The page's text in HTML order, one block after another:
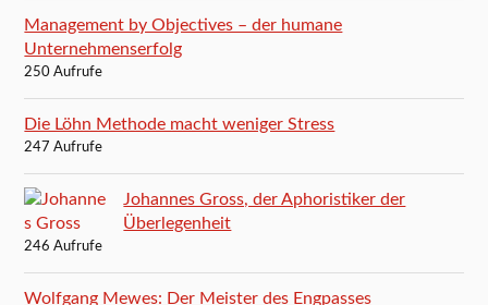
Management by Objectives – der humane
Unternehmenserfolg
250 Aufrufe
Die Löhn Methode macht weniger Stress
247 Aufrufe
Johannes Gross, der Aphoristiker der
Überlegenheit
246 Aufrufe
Wolfgang Mewes: Der Meister des Engpasses